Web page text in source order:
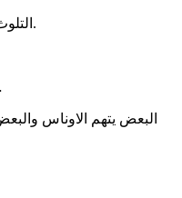
التلوث البيئي الذي تعيشه الجهة هذه الفترة كارثي بشكل مفزع والوضعية المرزية التي يعيشها الشريط الساحلي بسيدي منصور ونفوق السمك على الشاطئ خاصة ينبئ بوضع مخطر جداا.
التشكيات ليست
البعض يتهم الاوناس